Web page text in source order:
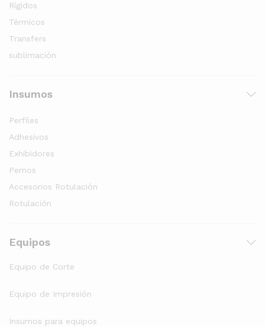
Rígidos
Térmicos
Transfers
sublimación
Insumos
Perfiles
Adhesivos
Exhibidores
Pernos
Accesorios Rotulación
Rotulación
Equipos
Equipo de Corte
Equipo de Impresión
Insumos para equipos